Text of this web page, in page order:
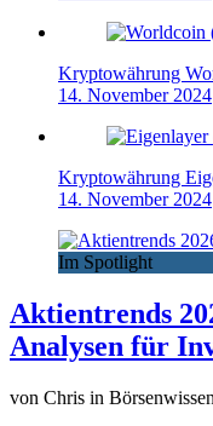
Kryptowährung
14. November 2024
Kryptowährung
14. November 2024
Im Spotlight
Aktientrends
Analysen für
von Chris in Börsenwissen